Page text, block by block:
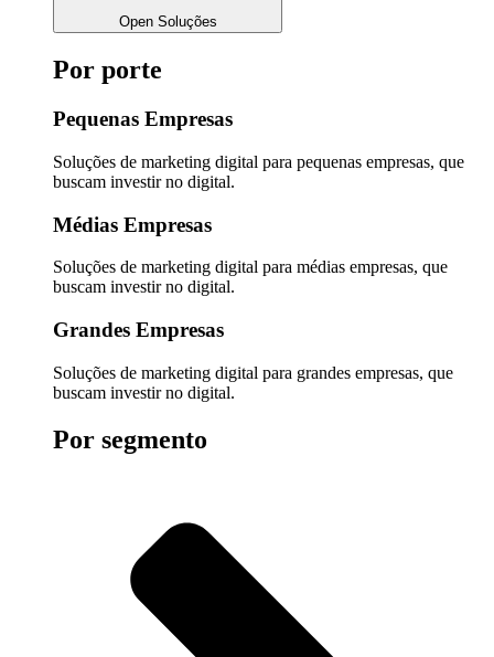
Open Soluções
Por porte
Pequenas Empresas
Soluções de marketing digital para pequenas empresas, que
buscam investir no digital.
Médias Empresas
Soluções de marketing digital para médias empresas, que
buscam investir no digital.
Grandes Empresas
Soluções de marketing digital para grandes empresas, que
buscam investir no digital.
Por segmento